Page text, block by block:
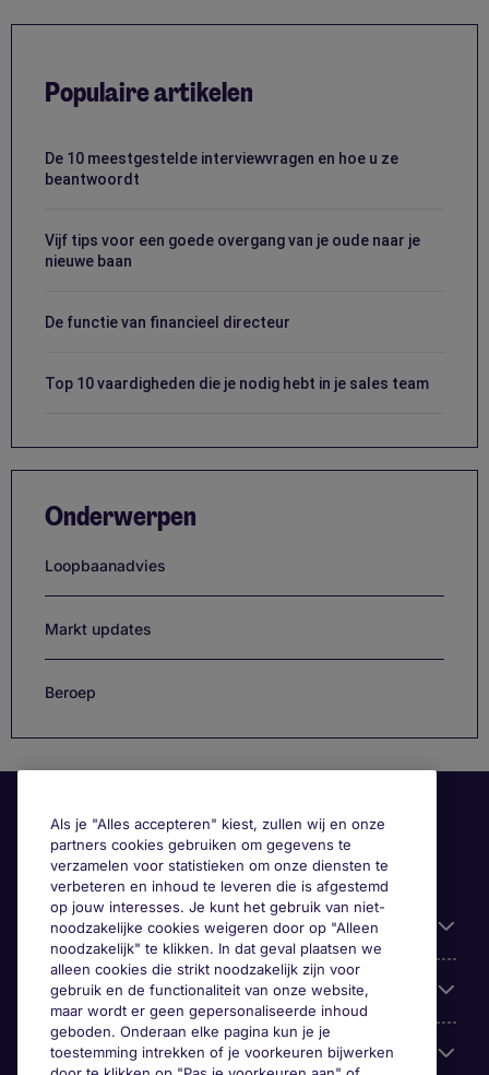
Populaire artikelen
De 10 meestgestelde interviewvragen en hoe u ze
beantwoordt
Vijf tips voor een goede overgang van je oude naar je
nieuwe baan
De functie van financieel directeur
Top 10 vaardigheden die je nodig hebt in je sales team
Onderwerpen
Loopbaanadvies
Markt updates
Beroep
Handige informatie
Onze expertise
Google Rating
Als je "Alles accepteren" kiest, zullen wij en onze
partners cookies gebruiken om gegevens te
verzamelen voor statistieken om onze diensten te
verbeteren en inhoud te leveren die is afgestemd
op jouw interesses. Je kunt het gebruik van niet-
noodzakelijke cookies weigeren door op "Alleen
noodzakelijk" te klikken. In dat geval plaatsen we
alleen cookies die strikt noodzakelijk zijn voor
gebruik en de functionaliteit van onze website,
maar wordt er geen gepersonaliseerde inhoud
geboden. Onderaan elke pagina kun je je
toestemming intrekken of je voorkeuren bijwerken